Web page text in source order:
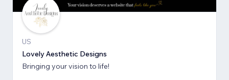
US
Lovely Aesthetic Designs
Bringing your vision to life!